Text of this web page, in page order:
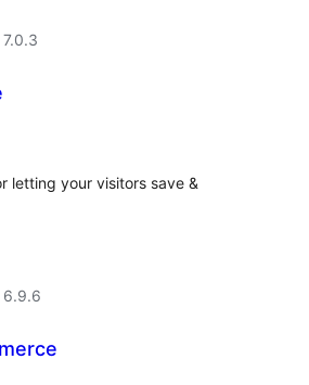
letting your visitors save &
6.9.6